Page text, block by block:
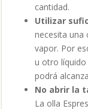
cantidad.
Utilizar
necesita una
vapor. Por
u otro líquido
podrá
No abrir la
La olla